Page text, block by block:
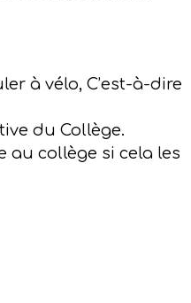
à vélo, C’est-à-dire
du Collège.
au collège si cela les